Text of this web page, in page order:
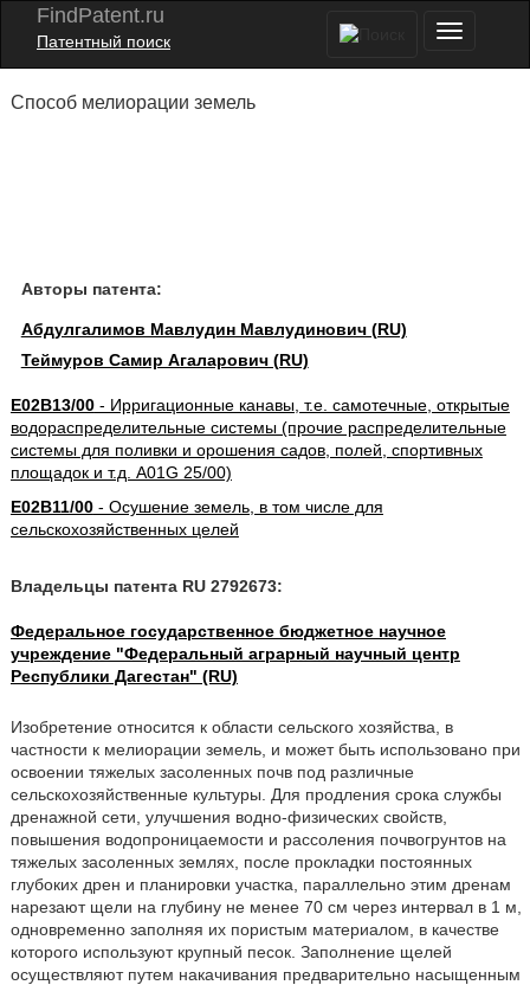
FindPatent.ru
Патентный поиск
Способ мелиорации земель
Авторы патента:
Абдулгалимов Мавлудин Мавлудинович (RU)
Теймуров Самир Агаларович (RU)
E02B13/00- Ирригационные канавы, т.е. самотечные, открытые
водораспределительные системы (прочие распределительные
системы для поливки и орошения садов, полей, спортивных
площадок и т.д. A01G 25/00)
E02B11/00- Осушение земель, в том числе для
сельскохозяйственных целей
Владельцы патента RU 2792673:
Федеральное государственное бюджетное научное
учреждение "Федеральный аграрный научный центр
Республики Дагестан" (RU)
Изобретение относится к области сельского хозяйства, в
частности к мелиорации земель, и может быть использовано при
освоении тяжелых засоленных почв под различные
сельскохозяйственные культуры. Для продления срока службы
дренажной сети, улучшения водно-физических свойств,
повышения водопроницаемости и рассоления почвогрунтов на
тяжелых засоленных землях, после прокладки постоянных
глубоких дрен и планировки участка, параллельно этим дренам
нарезают щели на глубину не менее 70 см через интервал в 1 м,
одновременно заполняя их пористым материалом, в качестве
которого используют крупный песок. Заполнение щелей
осуществляют путем накачивания предварительно насыщенным